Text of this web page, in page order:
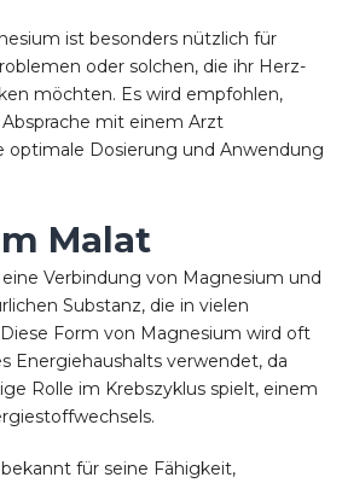
ist besonders nützlich für
oder solchen, die ihr Herz-
möchten. Es wird empfohlen,
mit einem Arzt
optimale Dosierung und Anwendung
Malat
Verbindung von Magnesium und
Substanz, die in vielen
Form von Magnesium wird oft
Energiehaushalts verwendet, da
Rolle im Krebszyklus spielt, einem
für seine Fähigkeit,